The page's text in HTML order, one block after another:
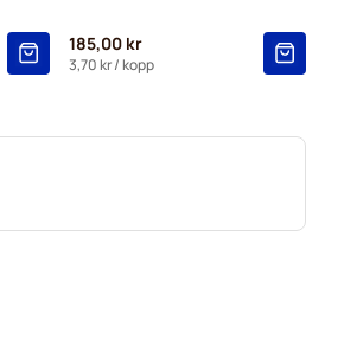
185,00 kr
3,70 kr/ kopp